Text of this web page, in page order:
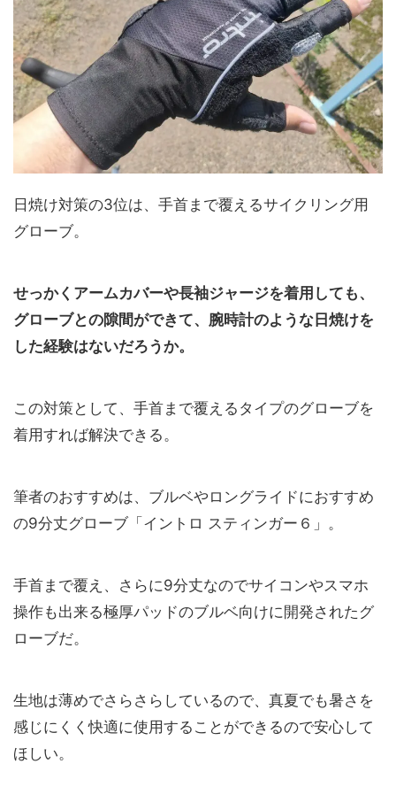
日焼け対策の3位は、手首まで覆えるサイクリング用
グローブ。
せっかくアームカバーや長袖ジャージを着用しても、
グローブとの隙間ができて、腕時計のような日焼けを
した経験はないだろうか。
この対策として、手首まで覆えるタイプのグローブを
着用すれば解決できる。
筆者のおすすめは、ブルベやロングライドにおすすめ
の9分丈グローブ「イントロ スティンガー６」。
手首まで覆え、さらに9分丈なのでサイコンやスマホ
操作も出来る極厚パッドのブルベ向けに開発されたグ
ローブだ。
生地は薄めでさらさらしているので、真夏でも暑さを
感じにくく快適に使用することができるので安心して
ほしい。